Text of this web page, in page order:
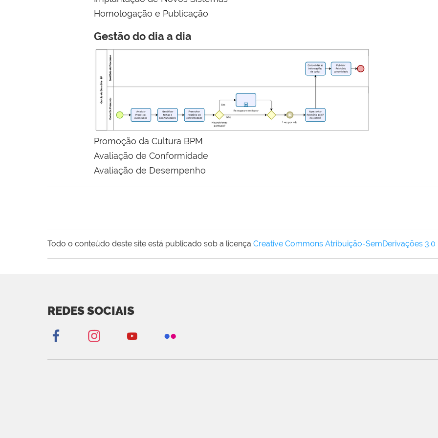
Homologação e Publicação
Gestão do dia a dia
Promoção da Cultura BPM
Avaliação de Conformidade
Avaliação de Desempenho
Todo o conteúdo deste site está publicado sob a licença Creative Commons Atribuição-SemDerivações
REDES SOCIAIS